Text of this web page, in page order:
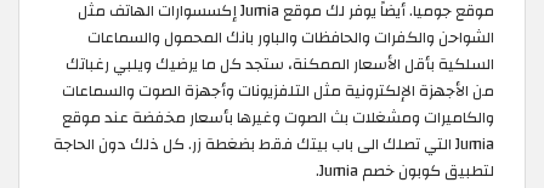
موقع جوميا. أيضاً يوفر لك موقع Jumia إكسسوارات الهاتف مثل
الشواحن والكفرات والحافظات والباور بانك المحمول والسماعات
السلكية بأقل الأسعار الممكنة، ستجد كل ما يرضيك ويلبي رغباتك
من الأجهزة الإلكترونية مثل التلفزيونات وأجهزة الصوت والسماعات
والكاميرات ومشغلات بث الصوت وغيرها بأسعار مخفضة عند موقع
Jumia التي تصلك الى باب بيتك فقط بضغطة زر. كل ذلك دون الحاجة
لتطبيق كوبون خصم Jumia.